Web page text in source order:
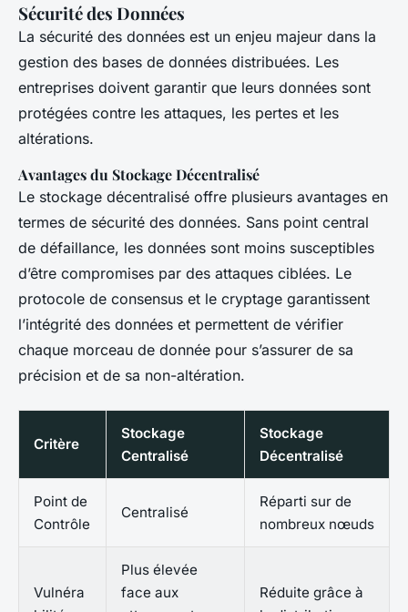
Sécurité des Données
La sécurité des données est un enjeu majeur dans la
gestion des bases de données distribuées. Les
entreprises doivent garantir que leurs données sont
protégées contre les attaques, les pertes et les
altérations.
Avantages du Stockage Décentralisé
Le stockage décentralisé offre plusieurs avantages en
termes de sécurité des données. Sans point central
de défaillance, les données sont moins susceptibles
d’être compromises par des attaques ciblées. Le
protocole de consensus et le cryptage garantissent
l’intégrité des données et permettent de vérifier
chaque morceau de donnée pour s’assurer de sa
précision et de sa non-altération.
Critère
Stockage
Centralisé
Stockage
Décentralisé
Point de
Contrôle
Centralisé
Réparti sur de
nombreux nœuds
Vulnéra
Plus élevée
face aux
Réduite grâce à